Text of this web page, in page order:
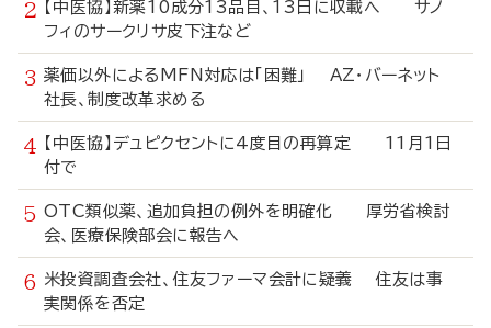
【中医協】新薬10成分13品目、13日に収載へ サノ
フィのサークリサ皮下注など
薬価以外によるMFN対応は「困難」 AZ・バーネット
社長、制度改革求める
【中医協】デュピクセントに4度目の再算定 11月1日
付で
OTC類似薬、追加負担の例外を明確化 厚労省検討
会、医療保険部会に報告へ
米投資調査会社、住友ファーマ会計に疑義 住友は事
実関係を否定